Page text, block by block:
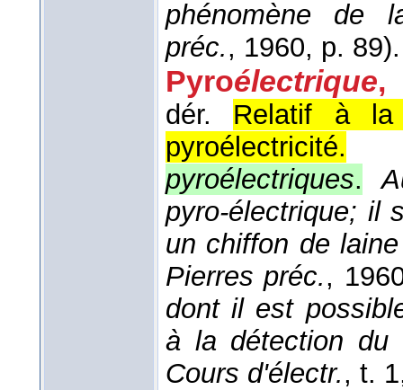
phénomène de
préc., 1960, p. 89).
Pyroélectrique,
dér.
Relatif à la
pyroélectricité.
pyroélectriques.
pyro-électrique; il
un chiffon de
Pierres préc.,
dont il est
à la détection du
Cours d'électr., t. 1